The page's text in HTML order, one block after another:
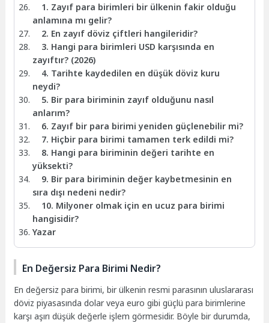
1. Zayıf para birimleri bir ülkenin fakir olduğu
anlamına mı gelir?
2. En zayıf döviz çiftleri hangileridir?
3. Hangi para birimleri USD karşısında en
zayıftır? (2026)
4. Tarihte kaydedilen en düşük döviz kuru
neydi?
5. Bir para biriminin zayıf olduğunu nasıl
anlarım?
6. Zayıf bir para birimi yeniden güçlenebilir mi?
7. Hiçbir para birimi tamamen terk edildi mi?
8. Hangi para biriminin değeri tarihte en
yüksekti?
9. Bir para biriminin değer kaybetmesinin en
sıra dışı nedeni nedir?
10. Milyoner olmak için en ucuz para birimi
hangisidir?
Yazar
En Değersiz Para Birimi Nedir?
En değersiz para birimi, bir ülkenin resmi parasının uluslararası
döviz piyasasında dolar veya euro gibi güçlü para birimlerine
karşı aşırı düşük değerle işlem görmesidir. Böyle bir durumda,